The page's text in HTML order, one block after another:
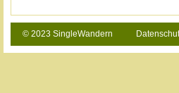
© 2023 SingleWandern